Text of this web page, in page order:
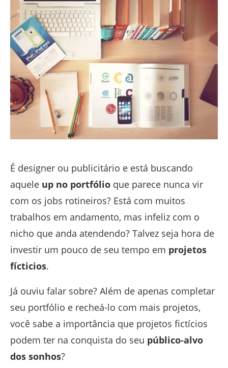
É designer ou publicitário e está buscando
aquele up no portfólio que parece nunca vir
com os jobs rotineiros? Está com muitos
trabalhos em andamento, mas infeliz com o
nicho que anda atendendo? Talvez seja hora de
investir um pouco de seu tempo em projetos
fícticios.
Já ouviu falar sobre? Além de apenas completar
seu portfólio e recheá-lo com mais projetos,
você sabe a importância que projetos fictícios
podem ter na conquista do seu público-alvo
dos sonhos?